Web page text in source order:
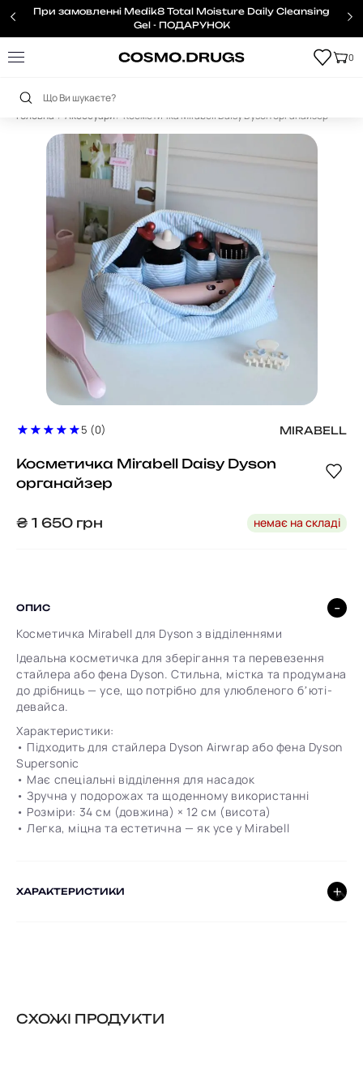
При замовленні Medik8 Total Moisture Daily Cleansing
Gel - ПОДАРУНОК
0
Головна Аксесуари Косметичка Mirabell Daisy Dyson органайзер
5 (0) MIRABELL
Косметичка Mirabell Daisy Dyson
органайзер
₴ 1 650 грн немає на складі
ОПИС
Косметичка Mirabell для Dyson з відділеннями
Ідеальна косметичка для зберігання та перевезення
стайлера або фена Dyson. Стильна, містка та продумана
до дрібниць — усе, що потрібно для улюбленого бʼюті-
девайса.
Характеристики:
• Підходить для стайлера Dyson Airwrap або фена Dyson
Supersonic
• Має спеціальні відділення для насадок
• Зручна у подорожах та щоденному використанні
• Розміри: 34 см (довжина) × 12 см (висота)
• Легка, міцна та естетична — як усе у Mirabell
ХАРАКТЕРИСТИКИ
CХОЖІ ПРОДУКТИ